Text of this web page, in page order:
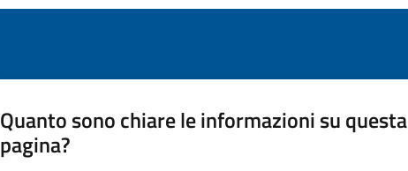
Quanto sono chiare le informazioni su questa
pagina?